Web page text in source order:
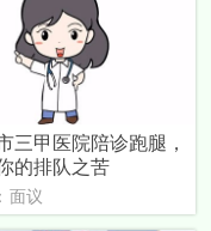
三甲医院陪诊跑腿，
的排队之苦
面议